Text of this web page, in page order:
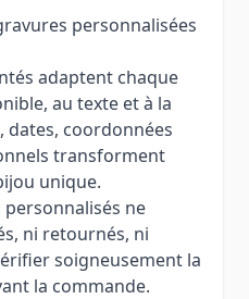
personnalisées
adaptent chaque
au texte et à la
dates, coordonnées
transforment
unique.
personnalisés ne
ni retournés, ni
soigneusement la
la commande.